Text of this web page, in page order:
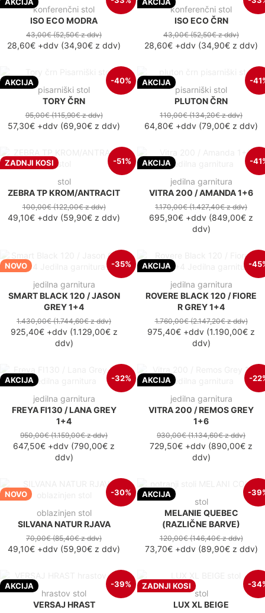
konferenčni stol
ISO ECO MODRA
43,00€(52,50€z ddv)
28,60€ +ddv (34,90€ z ddv)
konferenčni stol
ISO ECO ČRN
43,00€(52,50€z ddv)
28,60€ +ddv (34,90€ z ddv)
AKCIJA -40%
pisarniški stol
TORY ČRN
95,00€(115,90€z ddv)
57,30€ +ddv (69,90€ z ddv)
AKCIJA -
pisarniški stol
PLUTON ČRN
110,00€(134,20€z ddv)
64,80€ +ddv (79,00€ z ddv)
ZADNJI KOSI -51%
stol
ZEBRA TP KROM/ANTRACIT
100,00€(122,00€z ddv)
49,10€ +ddv (59,90€ z ddv)
AKCIJA -
jedilna garnitura
VITRA 200 / AMANDA 1+6
1.170,00€(1.427,40€z ddv)
695,90€ +ddv (849,00€ z
ddv)
NOVO -35%
jedilna garnitura
SMART BLACK 120 / JASON
GREY 1+4
1.430,00€(1.744,60€z ddv)
925,40€+ddv(1.129,00€z
ddv)
AKCIJA -
jedilna garnitura
ROVERE BLACK 120 / FIORE
R GREY 1+4
1.760,00€(2.147,20€z ddv)
975,40€ +ddv (1.190,00€ z
ddv)
AKCIJA -32%
jedilna garnitura
FREYA FI130 / LANA GREY
1+4
950,00€(1.159,00€z ddv)
647,50€ +ddv (790,00€ z
ddv)
AKCIJA -
jedilna garnitura
VITRA 200 / REMOS GREY
1+6
930,00€(1.134,60€z ddv)
729,50€ +ddv (890,00€ z
ddv)
NOVO -30%
oblazinjen stol
SILVANA NATUR RJAVA
70,00€(85,40€z ddv)
49,10€ +ddv (59,90€ z ddv)
AKCIJA -
stol
MELANIE QUEBEC
(RAZLIČNE BARVE)
120,00€(146,40€z ddv)
73,70€+ddv(89,90€z ddv)
AKCIJA -39%
hrastov stol
VERSAJ HRAST
ZADNJI KOSI -
stol
LUX XL BEIGE